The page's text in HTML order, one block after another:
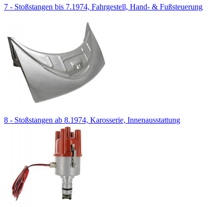
7 - Stoßstangen bis 7.1974, Fahrgestell, Hand- & Fußsteuerung
8 - Stoßstangen ab 8.1974, Karosserie, Innenausstattung